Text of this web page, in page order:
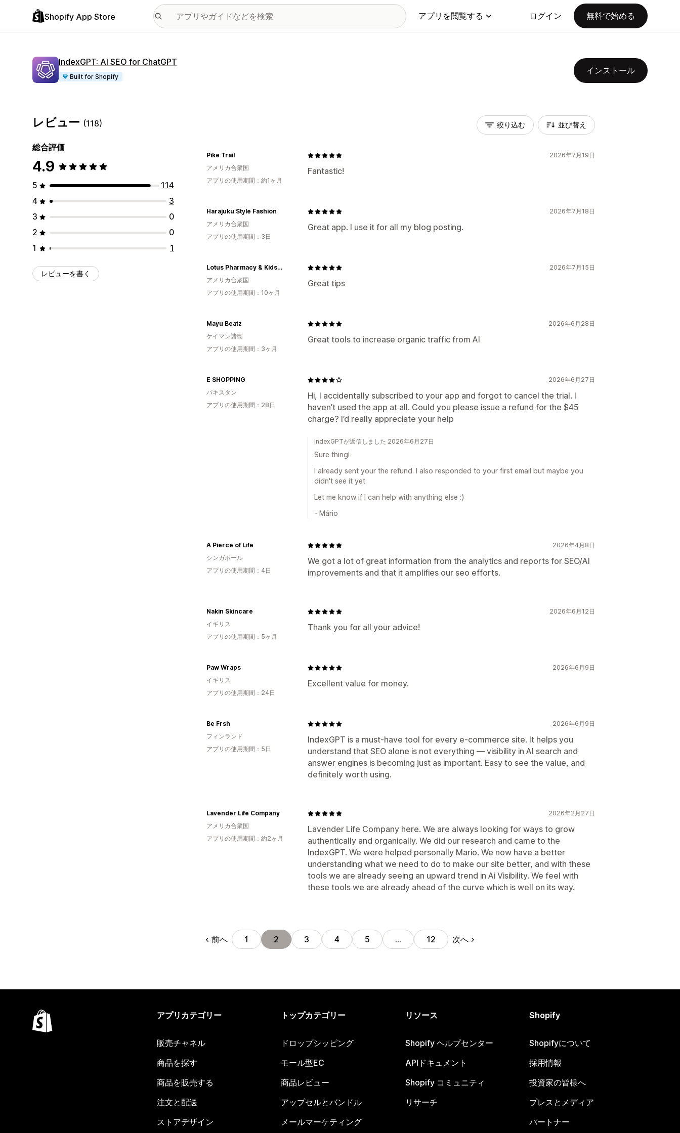
Shopify App Store アプリを閲覧する ログイン 無料で始める
IndexGPT: AI SEO for ChatGPT
Built for Shopify
インストール
レビュー (118)
総合評価
4.9
5
114
4
3
3
0
2
0
1
1
レビューを書く
絞り込む 並び替え
2026年7月19日
Fantastic!
Pike Trail
アメリカ合衆国
アプリの使用期間：約1ヶ月
2026年7月18日
Great app. I use it for all my blog posting.
Harajuku Style Fashion
アメリカ合衆国
アプリの使用期間：3日
2026年7月15日
Great tips
Lotus Pharmacy & Kids Boutique
アメリカ合衆国
アプリの使用期間：10ヶ月
2026年6月28日
Great tools to increase organic traffic from AI
Mayu Beatz
ケイマン諸島
アプリの使用期間：3ヶ月
2026年6月27日
Hi, I accidentally subscribed to your app and forgot to cancel the trial. I
haven’t used the app at all. Could you please issue a refund for the $45
charge? I’d really appreciate your help
E SHOPPING
パキスタン
アプリの使用期間：28日
IndexGPTが返信しました 2026年6月27日
Sure thing!
I already sent your the refund. I also responded to your first email but maybe you
didn't see it yet.
Let me know if I can help with anything else :)
- Mário
2026年4月8日
We got a lot of great information from the analytics and reports for SEO/AI
improvements and that it amplifies our seo efforts.
A Pierce of Life
シンガポール
アプリの使用期間：4日
2026年6月12日
Thank you for all your advice!
Nakin Skincare
イギリス
アプリの使用期間：5ヶ月
2026年6月9日
Excellent value for money.
Paw Wraps
イギリス
アプリの使用期間：24日
2026年6月9日
IndexGPT is a must-have tool for every e-commerce site. It helps you
understand that SEO alone is not everything — visibility in AI search and
answer engines is becoming just as important. Easy to see the value, and
definitely worth using.
Be Frsh
フィンランド
アプリの使用期間：5日
2026年2月27日
Lavender Life Company here. We are always looking for ways to grow
authentically and organically. We did our research and came to the
IndexGPT. We were helped personally Mario. We now have a better
understanding what we need to do to make our site better, and with these
tools we are already seeing an upward trend in Ai Visibility. We feel with
these tools we are already ahead of the curve which is well on its way.
Lavender Life Company
アメリカ合衆国
アプリの使用期間：約2ヶ月
前へ 1 2 3 4 5 … 12 次へ
アプリカテゴリー
販売チャネル
商品を探す
商品を販売する
注文と配送
ストアデザイン
トップカテゴリー
ドロップシッピング
モール型EC
商品レビュー
アップセルとバンドル
メールマーケティング
リソース
Shopify ヘルプセンター
APIドキュメント
Shopify コミュニティ
リサーチ
Shopify
Shopifyについて
採用情報
投資家の皆様へ
プレスとメディア
パートナー